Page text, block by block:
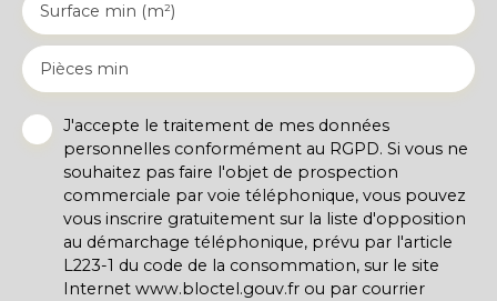
Surface min (m²)
Pièces min
J'accepte le traitement de mes données
personnelles conformément au RGPD. Si vous ne
souhaitez pas faire l'objet de prospection
commerciale par voie téléphonique, vous pouvez
vous inscrire gratuitement sur la liste d'opposition
au démarchage téléphonique, prévu par l'article
L223-1 du code de la consommation, sur le site
Internet www.bloctel.gouv.fr ou par courrier